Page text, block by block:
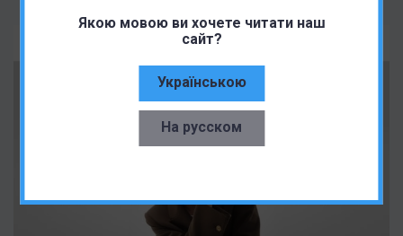
Якою мовою ви хочете читати наш
сайт?
Українською
На русском